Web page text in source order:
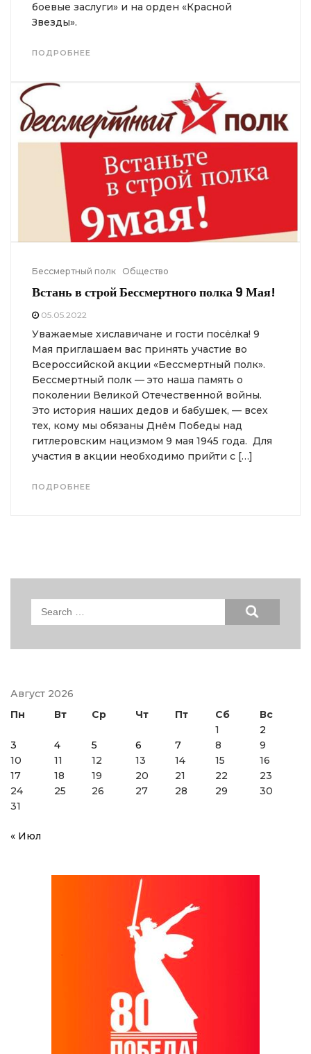
боевые заслуги» и на орден «Красной
Звезды».
ПОДРОБНЕЕ
Бессмертный полк Общество
Встань в строй Бессмертного полка 9 Мая!
05.05.2022
Уважаемые хиславичане и гости посёлка! 9
Мая приглашаем вас принять участие во
Всероссийской акции «Бессмертный полк».
Бессмертный полк — это наша память о
поколении Великой Отечественной войны.
Это история наших дедов и бабушек, — всех
тех, кому мы обязаны Днём Победы над
гитлеровским нацизмом 9 мая 1945 года. Для
участия в акции необходимо прийти с […]
ПОДРОБНЕЕ
Search
Август 2026
Пн
Вт Ср Чт Пт Сб
Вс
1
2
3
4 5 6 7 8
9
10
11 12 13 14 15
16
17
18 19 20 21 22
23
24
25 26 27 28 29
30
31
« Июл